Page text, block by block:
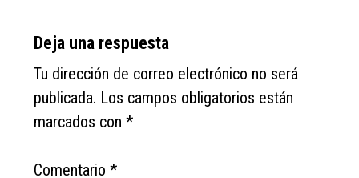
Reader
Interactions
Deja una respuesta
Tu dirección de correo electrónico no será
publicada. Los campos obligatorios están
marcados con*
Comentario*